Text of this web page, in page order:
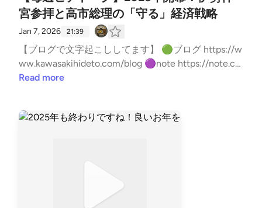
宮参拝と高市総理の「守る」経済戦略
Jan 7, 2026 21:39
【ブログで文字起こししてます】 🟢ブログ https://w
ww.kawasakihideto.com/blog 🟣note https://note.co
m/kawasaki_hideto ※この配信はAnyMaMaより業務
ト・レター送信ができます。 https://stand.fm/chann
Read more